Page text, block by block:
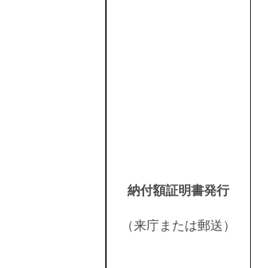
納付額証明書発行
（来庁または郵送）